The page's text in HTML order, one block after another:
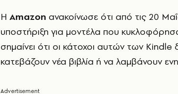
Η Amazon ανακοίνωσε ότι από τις 20
υποστήριξη για μοντέλα που
σημαίνει ότι οι κάτοχοι αυτών των
κατεβάζουν νέα βιβλία ή να λαμβάνουν